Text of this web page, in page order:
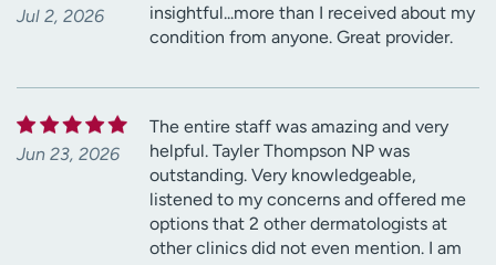
Jul 2, 2026
insightful...more than I received about my
condition from anyone. Great provider.
Jun 23, 2026
The entire staff was amazing and very
helpful. Tayler Thompson NP was
outstanding. Very knowledgeable,
listened to my concerns and offered me
options that 2 other dermatologists at
other clinics did not even mention. I am